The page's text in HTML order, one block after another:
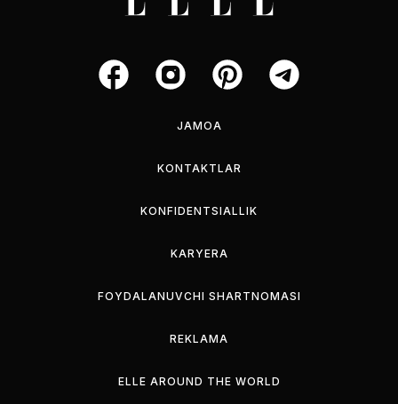
JAMOA
KONTAKTLAR
KONFIDENTSIALLIK
KARYERA
FOYDALANUVCHI SHARTNOMASI
REKLAMA
ELLE AROUND THE WORLD